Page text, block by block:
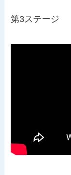
第3ステージ